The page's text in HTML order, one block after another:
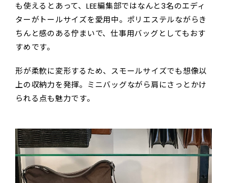
も使えるとあって、LEE編集部ではなんと3名のエディ
ターがトールサイズを愛用中。ポリエステルながらき
ちんと感のある佇まいで、仕事用バッグとしてもおす
すめです。
形が柔軟に変形するため、スモールサイズでも想像以
上の収納力を発揮。ミニバッグながら肩にさっとかけ
られる点も魅力です。